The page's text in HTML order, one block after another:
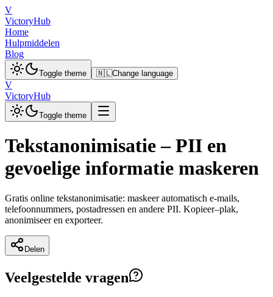
V
VictoryHub
Home
Hulpmiddelen
Blog
Toggle theme 🇳🇱Change language
V
VictoryHub
Toggle theme
Tekstanonimisatie – PII en
gevoelige informatie maskeren
Gratis online tekstanonimisatie: maskeer automatisch e-mails,
telefoonnummers, postadressen en andere PII. Kopieer–plak,
anonimiseer en exporteer.
Delen
Veelgestelde vragen